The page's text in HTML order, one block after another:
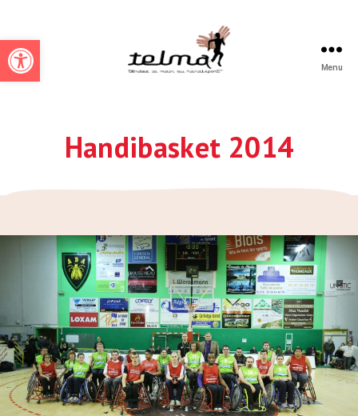
Ouvrir la barre d’outils
Menu
Handibasket 2014